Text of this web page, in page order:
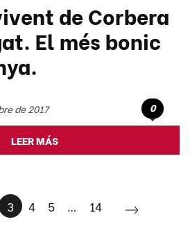
de Corbera
El més bonic
de 2017 0
LEER MÁS
3 4 5 … 14